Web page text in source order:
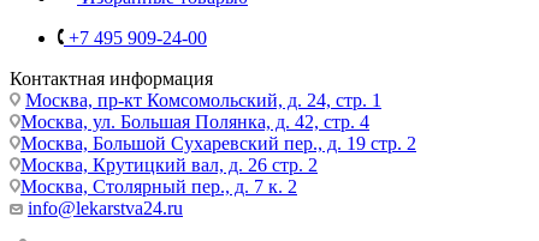
+7 495 909-24-00
Контактная информация
Москва, пр-кт Комсомольский, д. 24, стр. 1
Москва, ул. Большая Полянка, д. 42, стр. 4
Москва, Большой Сухаревский пер., д. 19 стр. 2
Москва, Крутицкий вал, д. 26 стр. 2
Москва, Столярный пер., д. 7 к. 2
info@lekarstva24.ru